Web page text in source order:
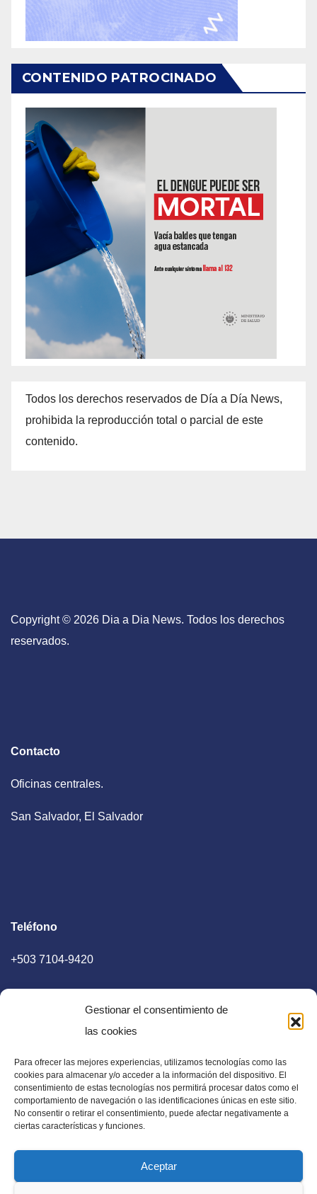
Gestionar el consentimiento de
las cookies
Para ofrecer las mejores experiencias, utilizamos tecnologías como las
cookies para almacenar y/o acceder a la información del dispositivo. El
consentimiento de estas tecnologías nos permitirá procesar datos como el
comportamiento de navegación o las identificaciones únicas en este sitio.
No consentir o retirar el consentimiento, puede afectar negativamente a
ciertas características y funciones.
Aceptar
CONTENIDO PATROCINADO
Todos los derechos reservados de Día a Día News,
prohibida la reproducción total o parcial de este
contenido.
Copyright © 2026 Dia a Dia News. Todos los derechos
reservados.
Contacto
Oficinas centrales.
San Salvador, El Salvador
Teléfono
+503 7104-9420
E-mail
diaadia.redaccion@gmail.com